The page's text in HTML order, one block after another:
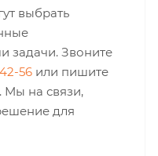
выбрать
задачи. Звоните
56 или пишите
. Мы на связи,
для